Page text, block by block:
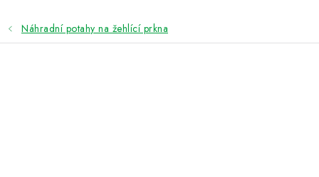
Náhradní potahy na žehlící prkna